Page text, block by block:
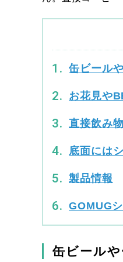
缶ビール
お花見や
直接飲み
底面には
製品情報
GOMUG
缶ビール